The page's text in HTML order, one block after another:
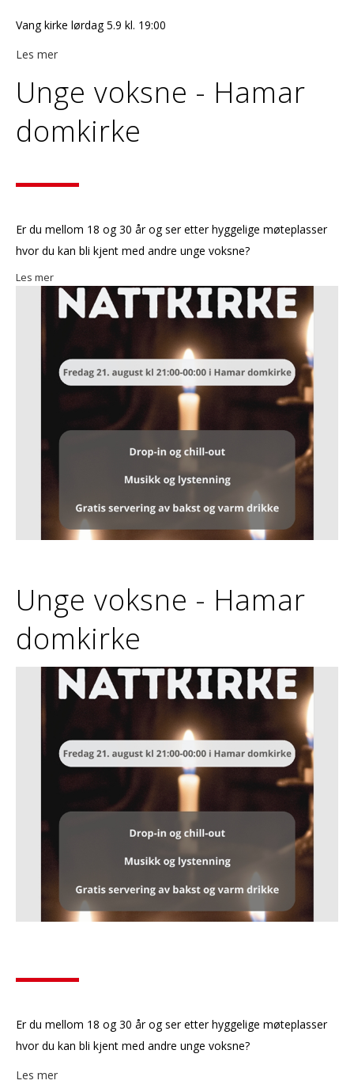
Vang kirke lørdag 5.9 kl. 19:00
Les mer
Unge voksne - Hamar
domkirke
Er du mellom 18 og 30 år og ser etter hyggelige møteplasser
hvor du kan bli kjent med andre unge voksne?
Les mer
Unge voksne - Hamar
domkirke
Er du mellom 18 og 30 år og ser etter hyggelige møteplasser
hvor du kan bli kjent med andre unge voksne?
Les mer